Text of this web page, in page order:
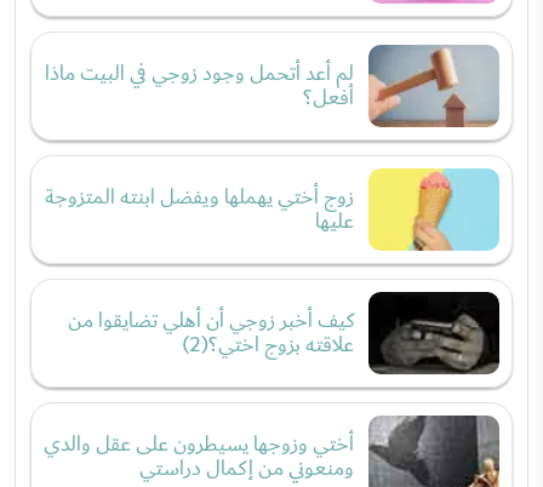
لم أعد أتحمل وجود زوجي في البيت ماذا
أفعل؟
زوج أختي يهملها ويفضل ابنته المتزوجة
عليها
كيف أخبر زوجي أن أهلي تضايقوا من
علاقته بزوج اختي؟(2)
أختي وزوجها يسيطرون على عقل والدي
ومنعوني من إكمال دراستي